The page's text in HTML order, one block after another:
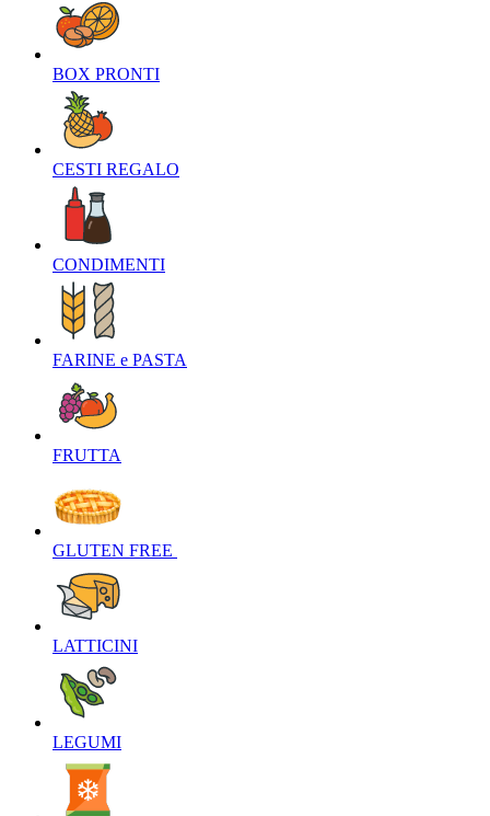
BOX PRONTI‎
CESTI REGALO‎
CONDIMENTI‎
FARINE e PASTA‎
FRUTTA‎
GLUTEN FREE ‎
LATTICINI‎
LEGUMI‎